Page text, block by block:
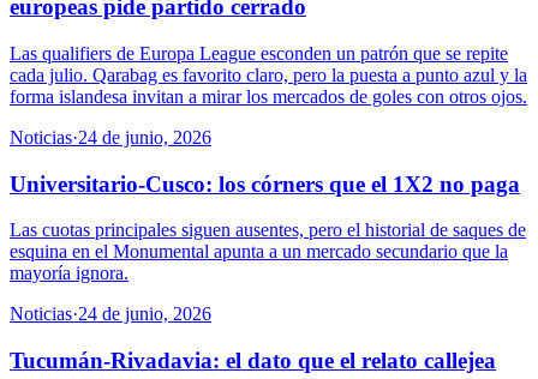
europeas pide partido cerrado
Las qualifiers de Europa League esconden un patrón que se repite
cada julio. Qarabag es favorito claro, pero la puesta a punto azul y la
forma islandesa invitan a mirar los mercados de goles con otros ojos.
Noticias·24 de junio, 2026
Universitario-Cusco: los córners que el 1X2 no paga
Las cuotas principales siguen ausentes, pero el historial de saques de
esquina en el Monumental apunta a un mercado secundario que la
mayoría ignora.
Noticias·24 de junio, 2026
Tucumán-Rivadavia: el dato que el relato callejea